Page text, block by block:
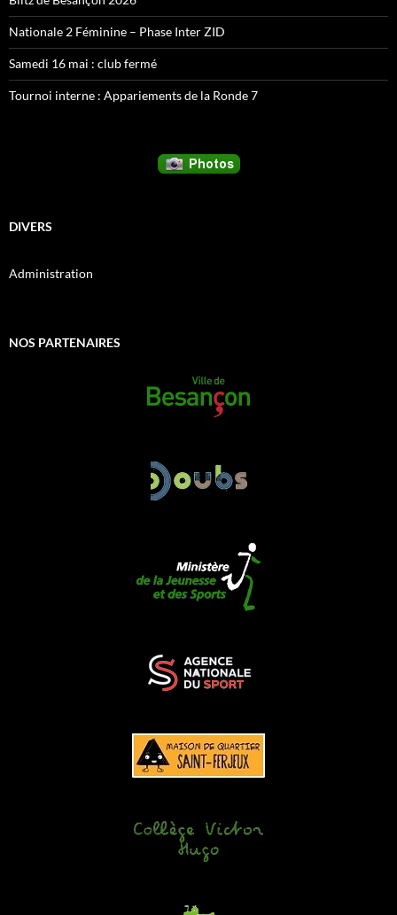
Nationale 2 Féminine – Phase Inter ZID
Samedi 16 mai : club fermé
Tournoi interne : Appariements de la Ronde 7
DIVERS
Administration
NOS PARTENAIRES